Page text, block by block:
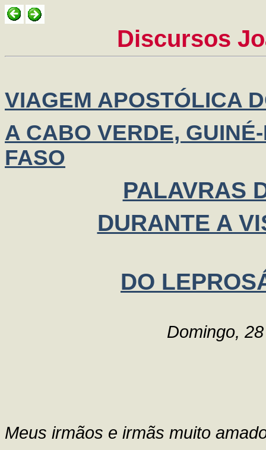
Discursos
VIAGEM APOSTÓLICA
A CABO VERDE,
FASO
PALAVRAS
DURANTE A
DO
Domingo,
Meus irmãos e irmãs muito